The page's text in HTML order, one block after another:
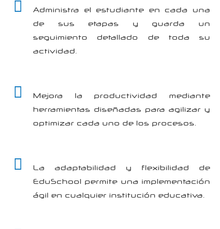
Administra el estudiante en cada una
de sus etapas y guarda un
seguimiento detallado de toda su
actividad.
Mejora la productividad mediante
herramientas diseñadas para agilizar y
optimizar cada uno de los procesos.
La adaptabilidad y flexibilidad de
EduSchool permite una implementación
ágil en cualquier institución educativa.